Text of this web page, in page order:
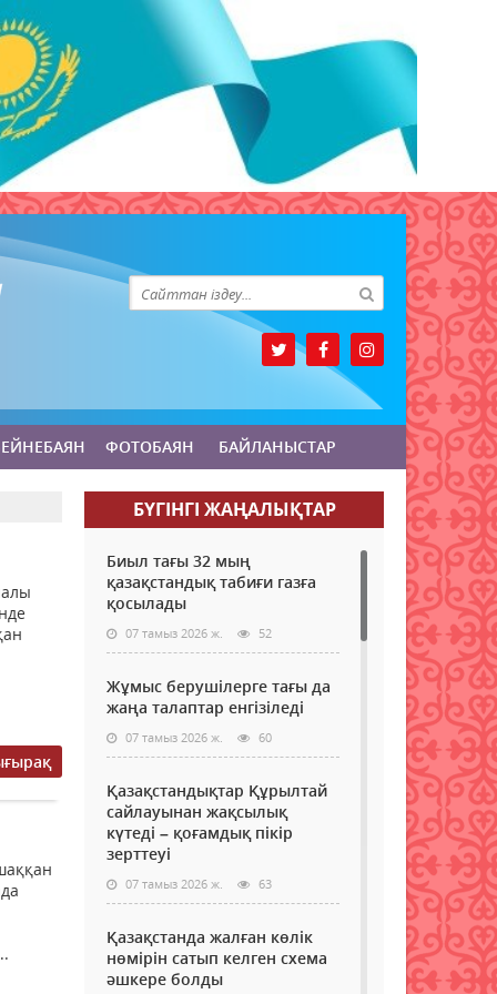
ФОТОБАЯН БАЙЛАНЫСТАР
БҮГІНГI ЖАҢАЛЫҚТАР
Биыл тағы 32 мың
қазақстандық табиғи газға
қосылады
07 тамыз 2026 ж. 52
Жұмыс берушілерге тағы да
жаңа талаптар енгізіледі
07 тамыз 2026 ж. 60
Қазақстандықтар Құрылтай
сайлауынан жақсылық
күтеді – қоғамдық пікір
зерттеуі
07 тамыз 2026 ж. 63
Қазақстанда жалған көлік
нөмірін сатып келген схема
әшкере болды